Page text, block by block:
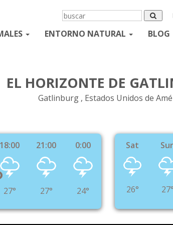
ENTORNO NATURAL BLOG
EL HORIZONTE DE
Gatlinburg , Estados Unidos de
18:00
27°
21:00
27°
0:00
24°
Sat
26° 27°